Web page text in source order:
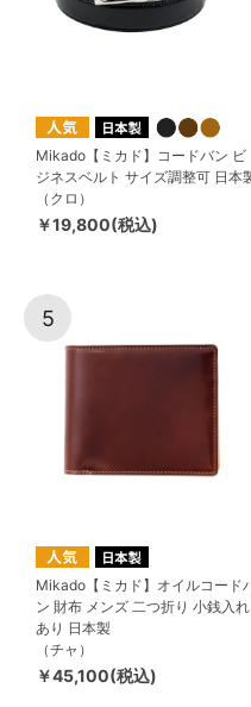
Mikado【ミカド】コードバン ビ
ジネスベルト サイズ調整可 日本
（クロ）
￥19,800(税込)
5
Mikado【ミカド】オイルコード
ン 財布 メンズ 二つ折り 小銭入れ
あり 日本製
（チャ）
￥45,100(税込)